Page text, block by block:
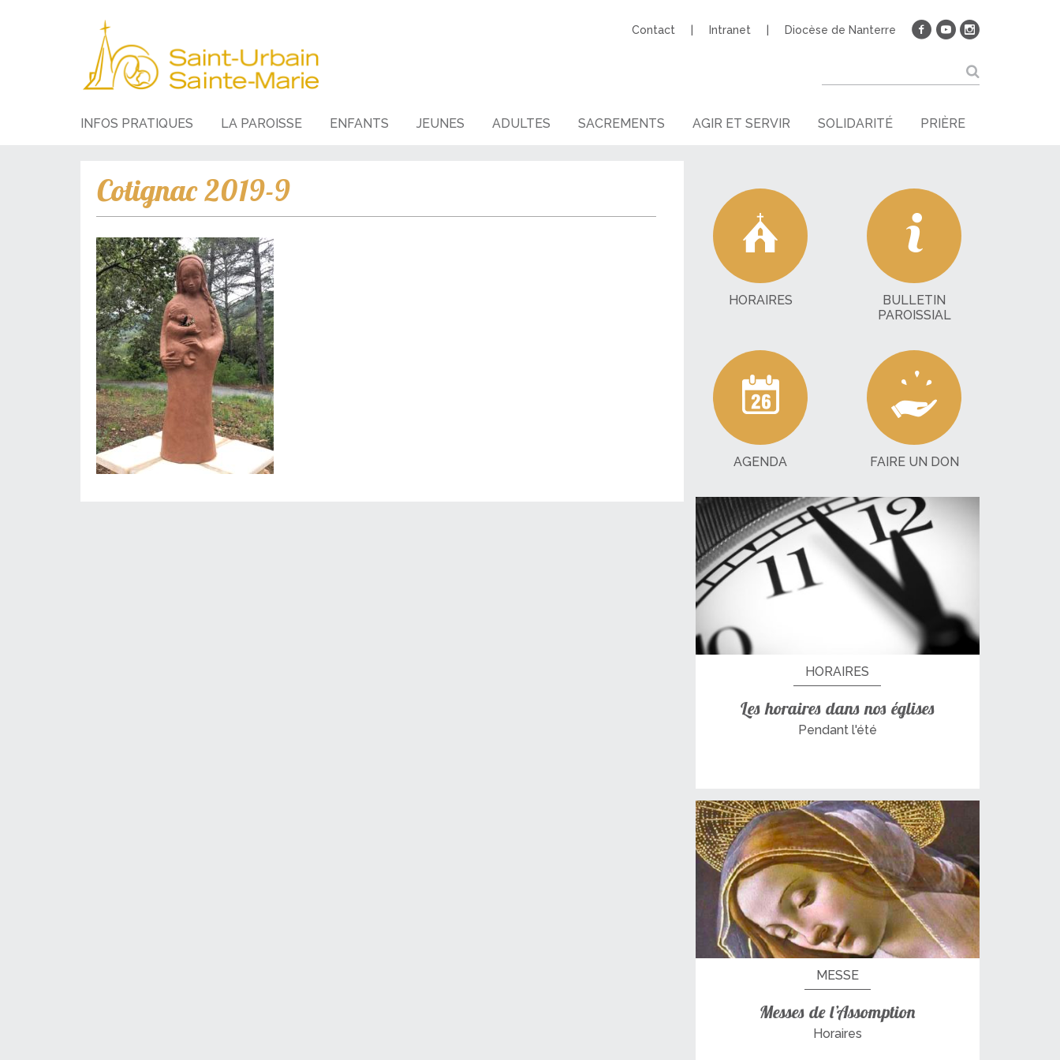
Contact Intranet Diocèse de Nanterre
INFOS PRATIQUES LA PAROISSE ENFANTS JEUNES ADULTES SACREMENTS AGIR ET SERVIR SOLIDARITÉ PRIÈRE
Cotignac 2019-9
HORAIRES
BULLETIN
PAROISSIAL
AGENDA FAIRE UN DON
HORAIRES
Les horaires dans nos églises
Pendant l'été
MESSE
Messes de l’Assomption
Horaires